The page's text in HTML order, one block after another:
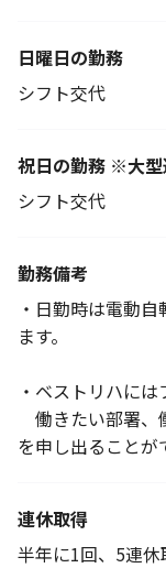
日曜日の勤務
シフト交代
祝日の勤務 ※大型
シフト交代
勤務備考
・日勤時は電動
ます。
・ベストリハに
働きたい部署、
を申し出ることが
連休取得
半年に1回、5連休